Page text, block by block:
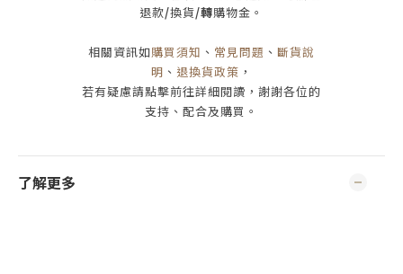
退款/換貨/轉購物金。
相關資訊如購買須知 、 常見問題 、 斷貨說
明 、 退換貨政策 ，
若有疑慮請點擊前往詳細閱讀，謝謝各位的
支持、配合及購買 。
了解更多